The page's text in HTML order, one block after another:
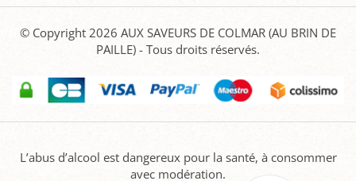
© Copyright 2026 AUX SAVEURS DE COLMAR (AU BRIN DE
PAILLE) - Tous droits réservés.
L’abus d’alcool est dangereux pour la santé, à consommer
avec modération.